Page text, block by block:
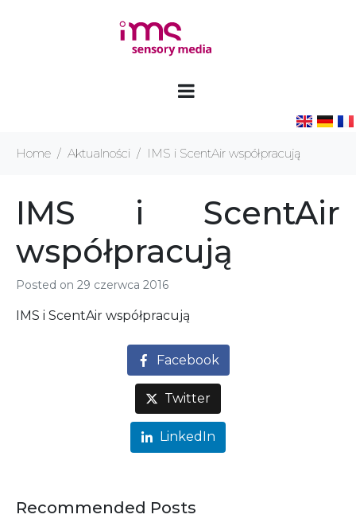
Home Aktualności IMS i ScentAir współpracują
IMS i ScentAir
współpracują
Posted on 29 czerwca 2016
IMS i ScentAir współpracują
Facebook
Twitter
LinkedIn
Recommended Posts